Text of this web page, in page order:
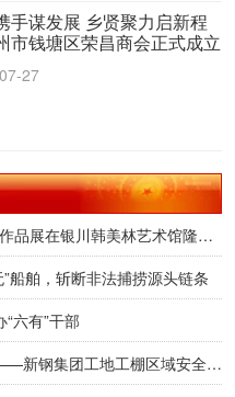
手谋发展 乡贤聚力启新程
市钱塘区荣昌商会正式成立
27
首届“美林杯”青少年绘画大赛优秀作品展在银川韩美林艺术馆隆重开幕
船舶，斩断非法捕捞源头链条
六有”干部
党建引领筑防线 赋能安全提质效——新钢集团工地工棚区域安全管理创新实践研究